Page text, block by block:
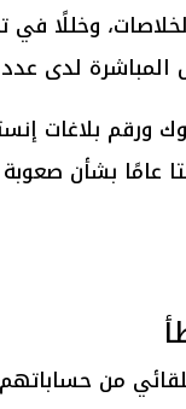
وخللًا في
المباشرة لدى
ورقم بلاغات
عامًا بشأن
من